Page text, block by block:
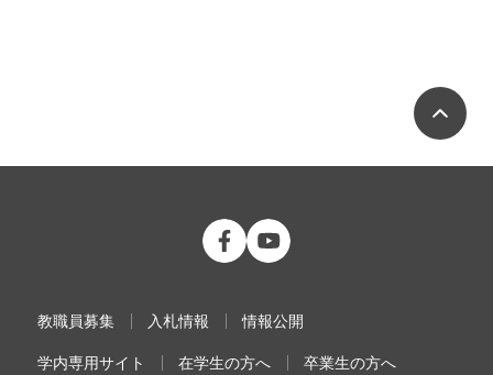
公立大学法人 福島県立医科大学
教職員募集 入札情報 情報公開
学内専用サイト 在学生の方へ
卒業生の方へ